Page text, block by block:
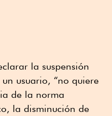
la suspensión
usuario, “no quiere
de la norma
la disminución de